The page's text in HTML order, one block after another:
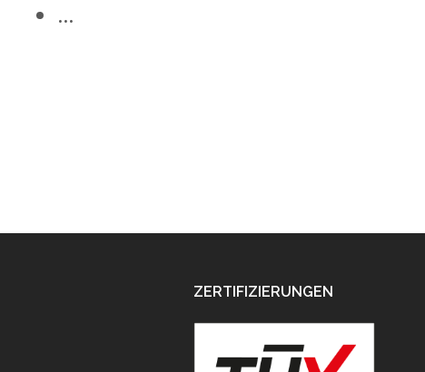
...
ZERTIFIZIERUNGEN